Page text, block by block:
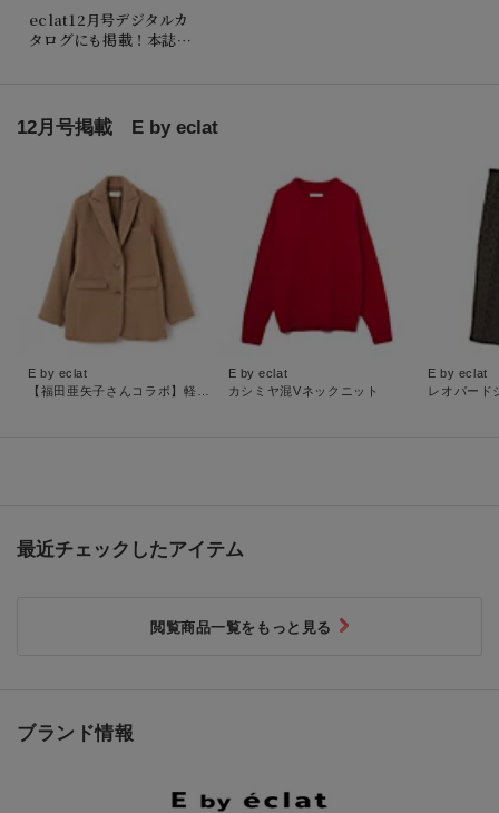
eclat12月号デジタルカ
タログにも掲載！本誌を
12月号掲載 E by eclat
E by eclat
E by eclat
カシミヤ混Vネックニット
E by eclat
レオパード
ブランド情報
最近チェックしたアイテム
閲覧商品一覧をもっと見る